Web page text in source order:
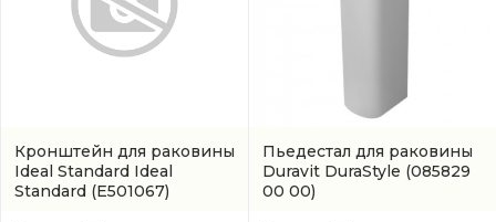
Кронштейн для раковины
Ideal Standard Ideal
Standard (E501067)
Пьедестал для раковины
Duravit DuraStyle (085829
00 00)